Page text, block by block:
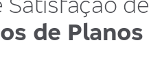
de Planos